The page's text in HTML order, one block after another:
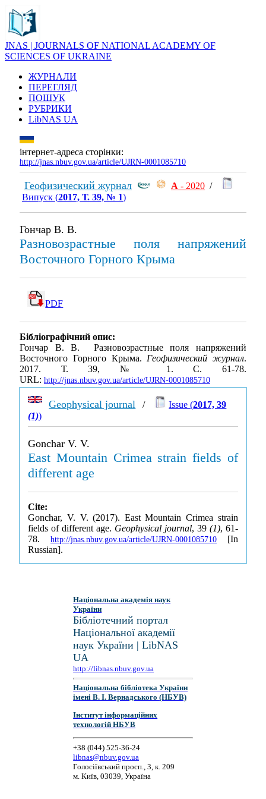
JNAS | JOURNALS OF NATIONAL ACADEMY OF
SCIENCES OF UKRAINE
ЖУРНАЛИ
ПЕРЕГЛЯД
ПОШУК
РУБРИКИ
LibNAS UA
інтернет-адреса сторінки:
http://jnas.nbuv.gov.ua/article/UJRN-0001085710
Геофизический журнал А - 2020 /
Випуск (2017, Т. 39, № 1)
Гончар В. В.
Разновозрастные поля напряжений
Восточного Горного Крыма
PDF
Бібліографічний опис:
Гончар В. В. Разновозрастные поля напряжений
Восточного Горного Крыма.Геофизический журнал.
2017. Т. 39, № 1. С. 61-78.
URL: http://jnas.nbuv.gov.ua/article/UJRN-0001085710
Geophysical journal / Issue (2017, 39
(1))
Gonchar V. V.
East Mountain Crimea strain fields of
different age
Cite:
Gonchar, V. V. (2017). East Mountain Crimea strain
fields of different age. Geophysical journal, 39 (1), 61-
78. http://jnas.nbuv.gov.ua/article/UJRN-0001085710 [In
Russian].
Національна академія наук
України
Бібліотечний портал
Національної академії
наук України | LibNAS
UA
http://libnas.nbuv.gov.ua
Національна бібліотека України
імені В. І. Вернадського (НБУВ)
Інститут інформаційних
технологій НБУВ
+38 (044) 525-36-24
libnas@nbuv.gov.ua
Голосіївський просп., 3, к. 209
м. Київ, 03039, Україна